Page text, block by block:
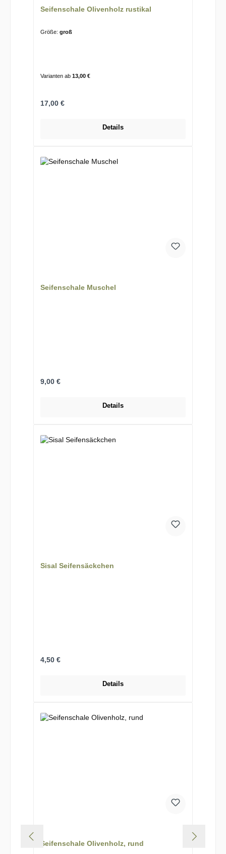
Seifenschale Olivenholz rustikal
Größe: groß
Varianten ab13,00 €
Regulärer Preis:
17,00 €
Details
Seifenschale Muschel
Regulärer Preis:
9,00 €
Details
Sisal Seifensäckchen
Regulärer Preis:
4,50 €
Details
Seifenschale Olivenholz, rund